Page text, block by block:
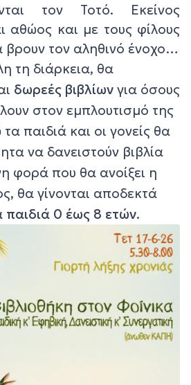
τον Τοτό. Εκείνος
αθώος και με τους φίλους
βρουν τον αληθινό ένοχο…
τη διάρκεια, θα
δωρεές βιβλίων για όσους
στον εμπλουτισμό της
παιδιά και οι γονείς θα
να δανειστούν βιβλία
φορά που θα ανοίξει η
θα γίνονται αποδεκτά
παιδιά 0 έως 8 ετών.